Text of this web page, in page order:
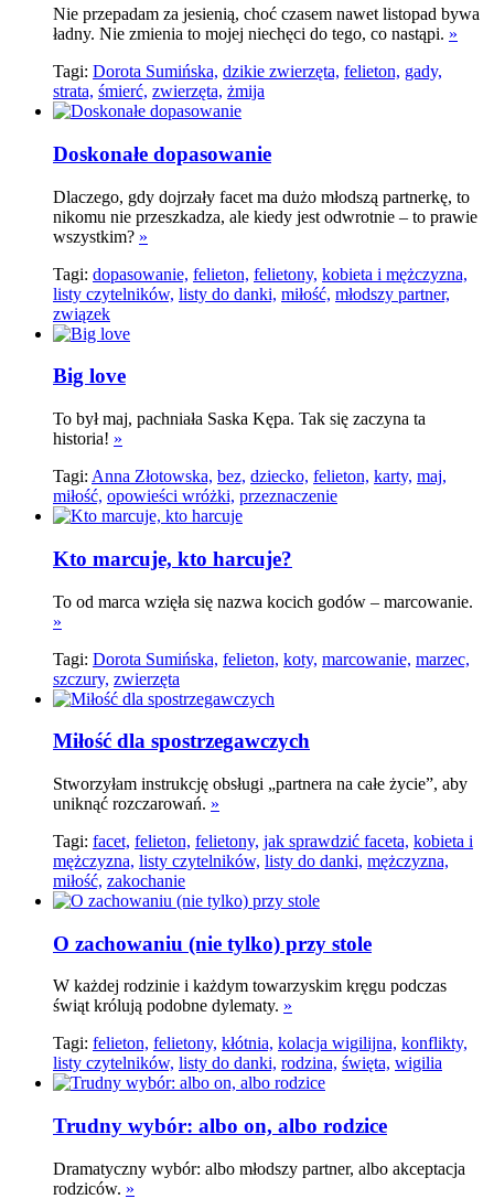
Nie przepadam za jesienią, choć czasem nawet listopad bywa
ładny. Nie zmienia to mojej niechęci do tego, co nastąpi. »
Tagi: Dorota Sumińska, dzikie zwierzęta, felieton, gady,
strata, śmierć, zwierzęta, żmija
Doskonałe dopasowanie
Dlaczego, gdy dojrzały facet ma dużo młodszą partnerkę, to
nikomu nie przeszkadza, ale kiedy jest odwrotnie – to prawie
wszystkim? »
Tagi: dopasowanie, felieton, felietony, kobieta i mężczyzna,
listy czytelników, listy do danki, miłość, młodszy partner,
związek
Big love
To był maj, pachniała Saska Kępa. Tak się zaczyna ta
historia! »
Tagi: Anna Złotowska, bez, dziecko, felieton, karty, maj,
miłość, opowieści wróżki, przeznaczenie
Kto marcuje, kto harcuje?
To od marca wzięła się nazwa kocich godów – marcowanie.
»
Tagi: Dorota Sumińska, felieton, koty, marcowanie, marzec,
szczury, zwierzęta
Miłość dla spostrzegawczych
Stworzyłam instrukcję obsługi „partnera na całe życie”, aby
uniknąć rozczarowań. »
Tagi: facet, felieton, felietony, jak sprawdzić faceta, kobieta i
mężczyzna, listy czytelników, listy do danki, mężczyzna,
miłość, zakochanie
O zachowaniu (nie tylko) przy stole
W każdej rodzinie i każdym towarzyskim kręgu podczas
świąt królują podobne dylematy. »
Tagi: felieton, felietony, kłótnia, kolacja wigilijna, konflikty,
listy czytelników, listy do danki, rodzina, święta, wigilia
Trudny wybór: albo on, albo rodzice
Dramatyczny wybór: albo młodszy partner, albo akceptacja
rodziców. »